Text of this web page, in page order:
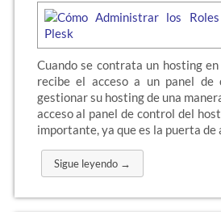
Cuando se contrata un hosting
recibe el acceso a un panel de
gestionar su hosting de una
acceso al panel de control del
importante, ya que es la puerta de
Sigue leyendo →